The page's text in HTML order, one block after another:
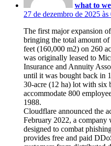
what to
27 de dezembro de 2025 às
The first major expansion
bringing the total amount
feet (160,000 m2) on 260
was originally leased to
Insurance and Annuity
until it was bought back in
30-acre (12 ha) lot with six
accommodate 800
1988.
Cloudflare announced the
February 2022, a company
designed to combat
provides free and paid